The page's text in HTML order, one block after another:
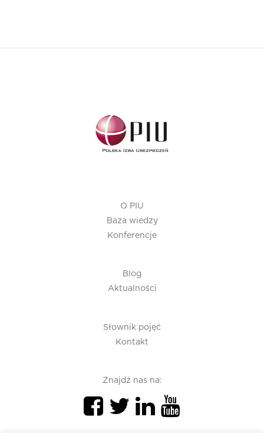
O PIU
Baza wiedzy
Konferencje
Blog
Aktualności
Słownik pojęć
Kontakt
Znajdź nas na: